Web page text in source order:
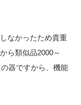
なかったため貴重
ら類似品2000～
器ですから、機能